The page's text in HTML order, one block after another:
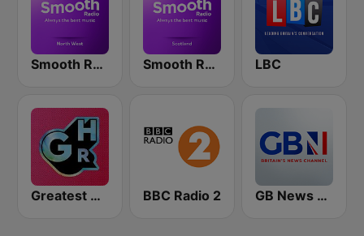
Smooth Radio North West Smooth Radio Scotland LBC
Greatest Hits Radio BBC Radio 2 GB News Radio